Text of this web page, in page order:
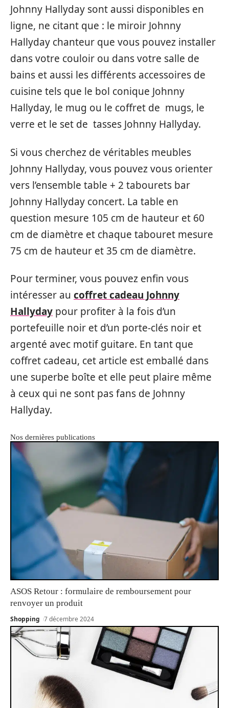
Johnny Hallyday sont aussi disponibles en
ligne, ne citant que : le miroir Johnny
Hallyday chanteur que vous pouvez installer
dans votre couloir ou dans votre salle de
bains et aussi les différents accessoires de
cuisine tels que le bol conique Johnny
Hallyday, le mug ou le coffret de mugs, le
verre et le set de tasses Johnny Hallyday.
Si vous cherchez de véritables meubles
Johnny Hallyday, vous pouvez vous orienter
vers l’ensemble table + 2 tabourets bar
Johnny Hallyday concert. La table en
question mesure 105 cm de hauteur et 60
cm de diamètre et chaque tabouret mesure
75 cm de hauteur et 35 cm de diamètre.
Pour terminer, vous pouvez enfin vous
intéresser au coffret cadeau Johnny
Hallyday pour profiter à la fois d’un
portefeuille noir et d’un porte-clés noir et
argenté avec motif guitare. En tant que
coffret cadeau, cet article est emballé dans
une superbe boîte et elle peut plaire même
à ceux qui ne sont pas fans de Johnny
Hallyday.
Nos dernières publications
ASOS Retour : formulaire de remboursement pour
renvoyer un produit
Shopping 7 décembre 2024